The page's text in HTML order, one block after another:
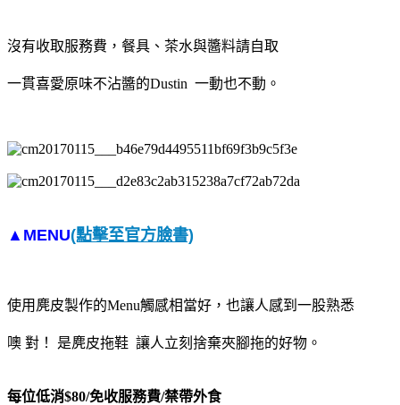
沒有收取服務費，餐具、茶水與醬料請自取
一貫喜愛原味不沾醬的Dustin 一動也不動。
▲MENU(點擊至官方臉書)
使用麂皮製作的Menu觸感相當好，也讓人感到一股熟悉
噢 對！ 是麂皮拖鞋 讓人立刻捨棄夾腳拖的好物。
每位低消$80/免收服務費/禁帶外食